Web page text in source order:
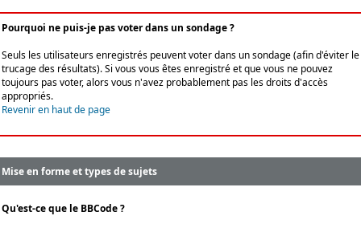
Pourquoi ne puis-je pas voter dans un sondage ?
Seuls les utilisateurs enregistrés peuvent voter dans un sondage (afin d'éviter le
trucage des résultats). Si vous vous êtes enregistré et que vous ne pouvez
toujours pas voter, alors vous n'avez probablement pas les droits d'accès
appropriés.
Revenir en haut de page
Mise en forme et types de sujets
Qu'est-ce que le BBCode ?